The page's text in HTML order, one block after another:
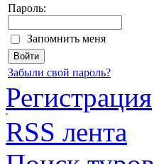
Пароль:
Запомнить меня
Забыли свой пароль?
Регистрация
RSS лента